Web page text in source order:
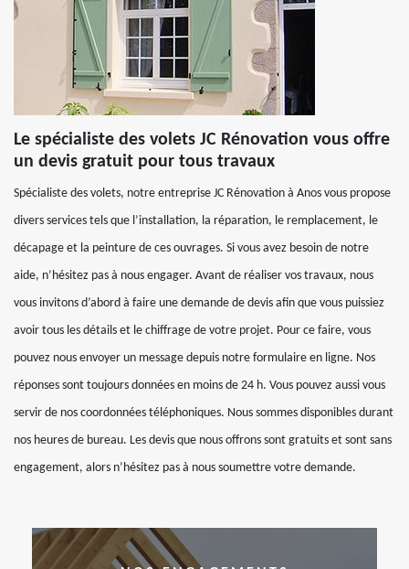
Le spécialiste des volets JC Rénovation vous offre
un devis gratuit pour tous travaux
Spécialiste des volets, notre entreprise JC Rénovation à Anos vous propose
divers services tels que l’installation, la réparation, le remplacement, le
décapage et la peinture de ces ouvrages. Si vous avez besoin de notre
aide, n’hésitez pas à nous engager. Avant de réaliser vos travaux, nous
vous invitons d’abord à faire une demande de devis afin que vous puissiez
avoir tous les détails et le chiffrage de votre projet. Pour ce faire, vous
pouvez nous envoyer un message depuis notre formulaire en ligne. Nos
réponses sont toujours données en moins de 24 h. Vous pouvez aussi vous
servir de nos coordonnées téléphoniques. Nous sommes disponibles durant
nos heures de bureau. Les devis que nous offrons sont gratuits et sont sans
engagement, alors n’hésitez pas à nous soumettre votre demande.